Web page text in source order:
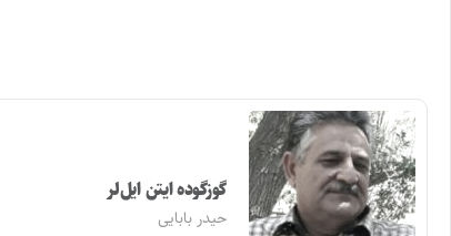
گوزگوده ایتن ایل‌لر
حیدر بابایی